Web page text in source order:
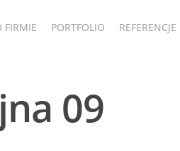
FIRMIE PORTFOLIO REFERENCJE
09